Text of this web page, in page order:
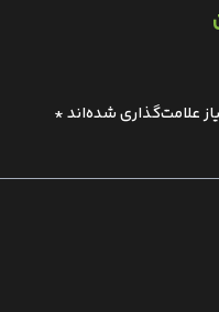
علامت‌گذاری شده‌اند*